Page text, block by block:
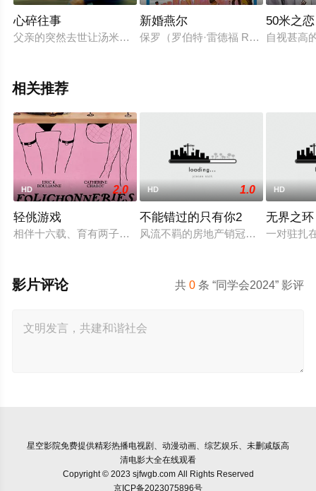
心碎往事
父亲的突然去世让汤米（安东·尤金 Anton Yelchin 饰）一家人
新婚燕尔
保罗（罗伯特·雷德福 Robert
50米之恋
自视甚高
相关推荐
HD 2.0
轻佻游戏
相伴十六载、育有两子的弗朗索瓦与朱莉陷入灵肉疏离。为探
HD 1.0
不能错过的只有你2
风流不羁的房地产销冠江来（吴翊歌
HD
无界之环
一对驻扎
共0 条 “同学会2024” 影评
影片评论
星空影院免费提供精彩热播电视剧、动漫动画、综艺娱乐、未删减版高
清电影大全在线观看
Copyright © 2023 sjfwgb.com All Rights Reserved
京ICP备2023075896号